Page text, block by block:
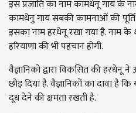
इस प्रजाति का नाम कामधेनू गाय के
कामधेनु गाय सबकी कामनाओं की
इसका नाम हरधेनू रखा गया है. नाम
हरियाणा की भी पहचान होगी.
वैज्ञानिको द्वारा विकसित की हरधेनू
छोड़ दिया है. वैज्ञानिकों का दावा है
दूध देने की क्षमता रखती है.